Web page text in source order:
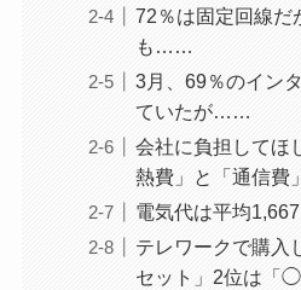
72％は固定回線だ
も……
3月、69％のイン
ていたが……
会社に負担してほ
熱費」と「通信費」
電気代は平均
テレワークで購入
セット」2位は「